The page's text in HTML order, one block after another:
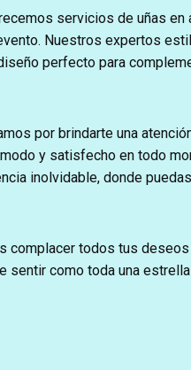
servicios de uñas en
Nuestros expertos
perfecto para
por brindarte una
y satisfecho en todo
inolvidable, donde
complacer todos tus
sentir como toda una